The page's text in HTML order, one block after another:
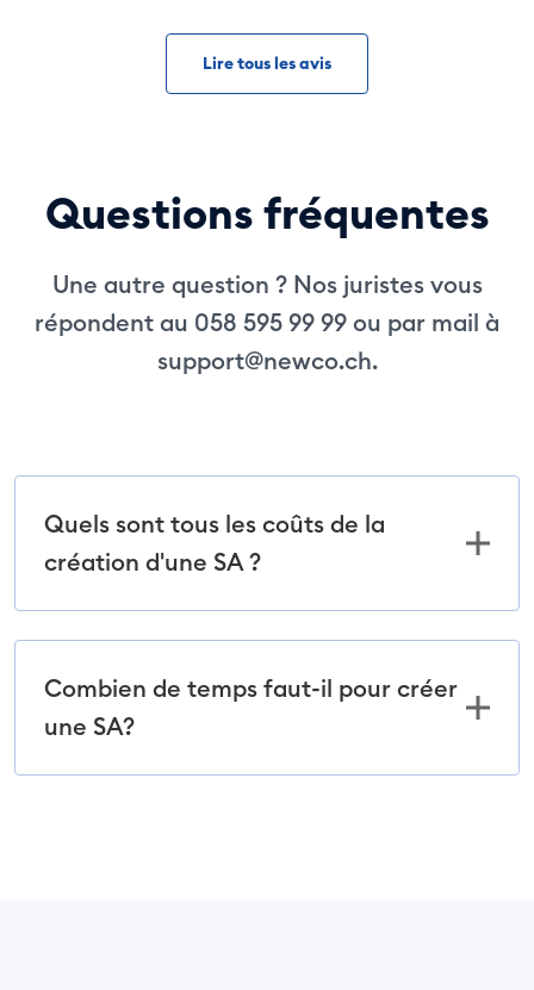
Lire tous les avis
Questions fréquentes
Une autre question ? Nos juristes vous
répondent au 058 595 99 99 ou par mail à
support@newco.ch.
Quels sont tous les coûts de la
création d'une SA ?
Combien de temps faut-il pour créer
une SA?